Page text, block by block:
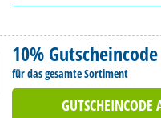
10% Gutscheincode
für das gesamte Sortiment
GUTSCHEINCODE